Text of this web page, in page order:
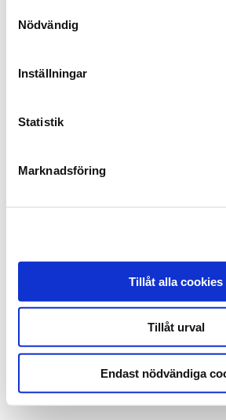
Nödvändig
Inställningar
Statistik
Marknadsföring
Tillåt alla cookies
Tillåt urval
Endast nödvändiga